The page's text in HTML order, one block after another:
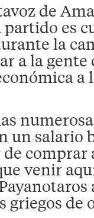
de
partido es
la
a la gente
a
un salario
comprar
venir
griegos de